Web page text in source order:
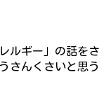
ルギー」の話をさ
さんくさいと思う